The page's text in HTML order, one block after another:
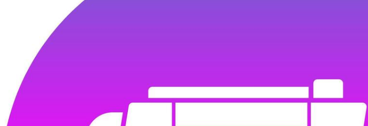
Gráficos en Movimiento
Imágenes Editoriales
Eventos Editoriales